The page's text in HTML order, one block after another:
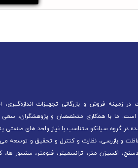
زمینه فروش و بازرگانی تجهیزات اندازه‌گیری،
خود را آغاز کرده است. ما با همکاری متخصصان و
گروه سیانکو متناسب با نیاز واحد های صنعتی
و بازرسی، نظارت و کنترل و تحقیق و توسعه
اکسیژن متر، ترانسمیتر، فلومتر، سنسور ها،